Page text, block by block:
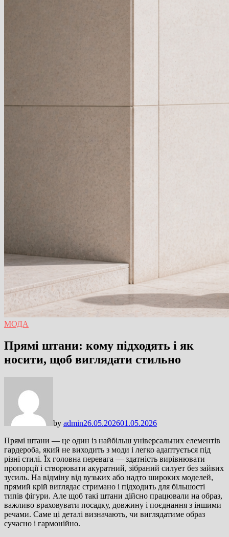
МОДА
Прямі штани: кому підходять і як
носити, щоб виглядати стильно
by admin26.05.202601.05.2026
Прямі штани — це один із найбільш універсальних елементів
гардероба, який не виходить з моди і легко адаптується під
різні стилі. Їх головна перевага — здатність вирівнювати
пропорції і створювати акуратний, зібраний силует без зайвих
зусиль. На відміну від вузьких або надто широких моделей,
прямий крій виглядає стримано і підходить для більшості
типів фігури. Але щоб такі штани дійсно працювали на образ,
важливо враховувати посадку, довжину і поєднання з іншими
речами. Саме ці деталі визначають, чи виглядатиме образ
сучасно і гармонійно.